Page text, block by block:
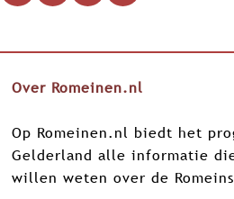
d
z
e
p
d
z
e
p
d
z
e
p
d
z
e
p
Over Romeinen.nl
Op Romeinen.nl biedt het
Gelderland alle informatie
willen weten over de